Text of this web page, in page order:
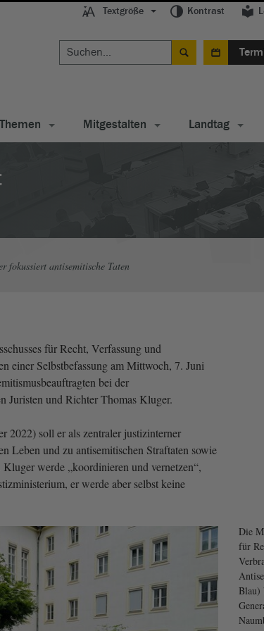
Textgröße Kontrast
Themen Mitgestalten Landtag
fokussiert antisemitische Taten
für Recht, Verfassung und
einer Selbstbefassung am Mittwoch, 7. Juni
bei der
Juristen und Richter Thomas Kluger.
2022) soll er als zentraler justizinterner
Leben und zu antisemitischen Straftaten sowie
werde „koordinieren und vernetzen“,
er werde aber selbst keine
Die
für
Blau)